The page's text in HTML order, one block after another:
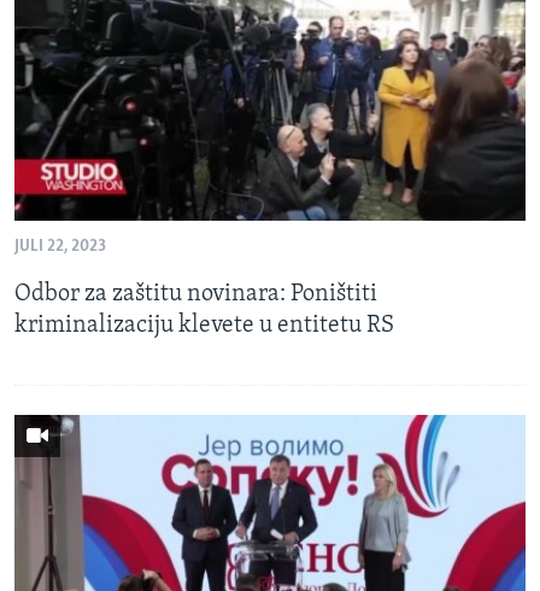
MAGAZIN
O GLASU AMERIKE
Learning English
PRATITE NAS
Jezici
JULI 22, 2023
Odbor za zaštitu novinara: Poništiti
kriminalizaciju klevete u entitetu RS